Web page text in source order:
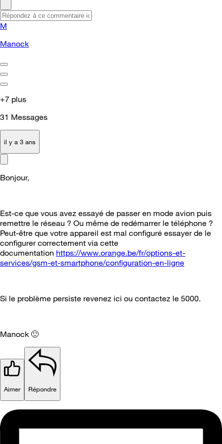
M
Manock
+7 plus
31 Messages
il y a 3 ans
Bonjour,
Est-ce que vous avez essayé de passer en mode avion puis
remettre le réseau ? Ou même de redémarrer le téléphone ?
Peut-être que votre appareil est mal configuré essayer de le
configurer correctement via cette
documentation https://www.orange.be/fr/options-et-
services/gsm-et-smartphone/configuration-en-ligne
Si le problème persiste revenez ici ou contactez le 5000.
Manock 🙂
Aimer Répondre